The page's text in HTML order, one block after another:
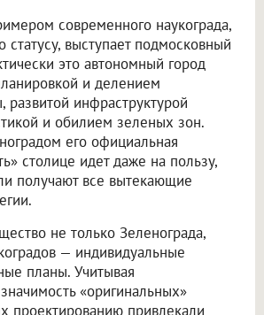
современного наукограда,
статусу, выступает подмосковный
это автономный город
и делением
развитой инфраструктурой
и обилием зеленых зон.
его официальная
столице идет даже на пользу,
получают все вытекающие
не только Зеленограда,
— индивидуальные
планы. Учитывая
«оригинальных»
проектированию привлекали